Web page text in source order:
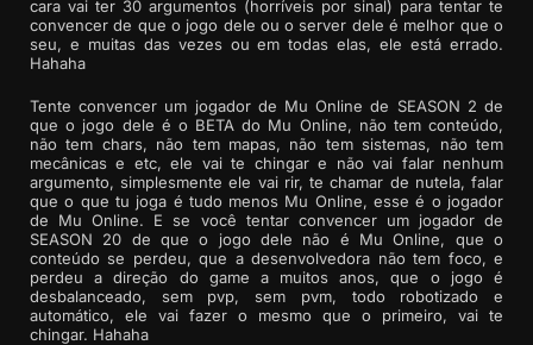
cara vai ter 30 argumentos (horríveis por sinal) para tentar te
convencer de que o jogo dele ou o server dele é melhor que o
seu, e muitas das vezes ou em todas elas, ele está errado.
Hahaha
Tente convencer um jogador de Mu Online de SEASON 2 de
que o jogo dele é o BETA do Mu Online, não tem conteúdo,
não tem chars, não tem mapas, não tem sistemas, não tem
mecânicas e etc, ele vai te chingar e não vai falar nenhum
argumento, simplesmente ele vai rir, te chamar de nutela, falar
que o que tu joga é tudo menos Mu Online, esse é o jogador
de Mu Online. E se você tentar convencer um jogador de
SEASON 20 de que o jogo dele não é Mu Online, que o
conteúdo se perdeu, que a desenvolvedora não tem foco, e
perdeu a direção do game a muitos anos, que o jogo é
desbalanceado, sem pvp, sem pvm, todo robotizado e
automático, ele vai fazer o mesmo que o primeiro, vai te
chingar. Hahaha